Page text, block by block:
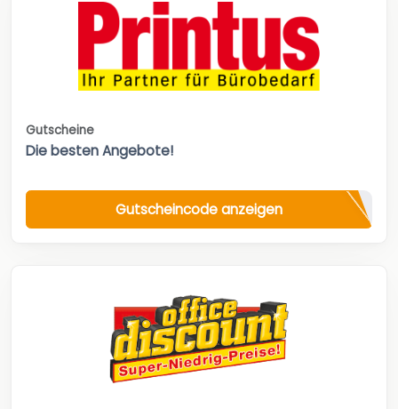
Gutscheine
Die besten Angebote!
Gutscheincode anzeigen